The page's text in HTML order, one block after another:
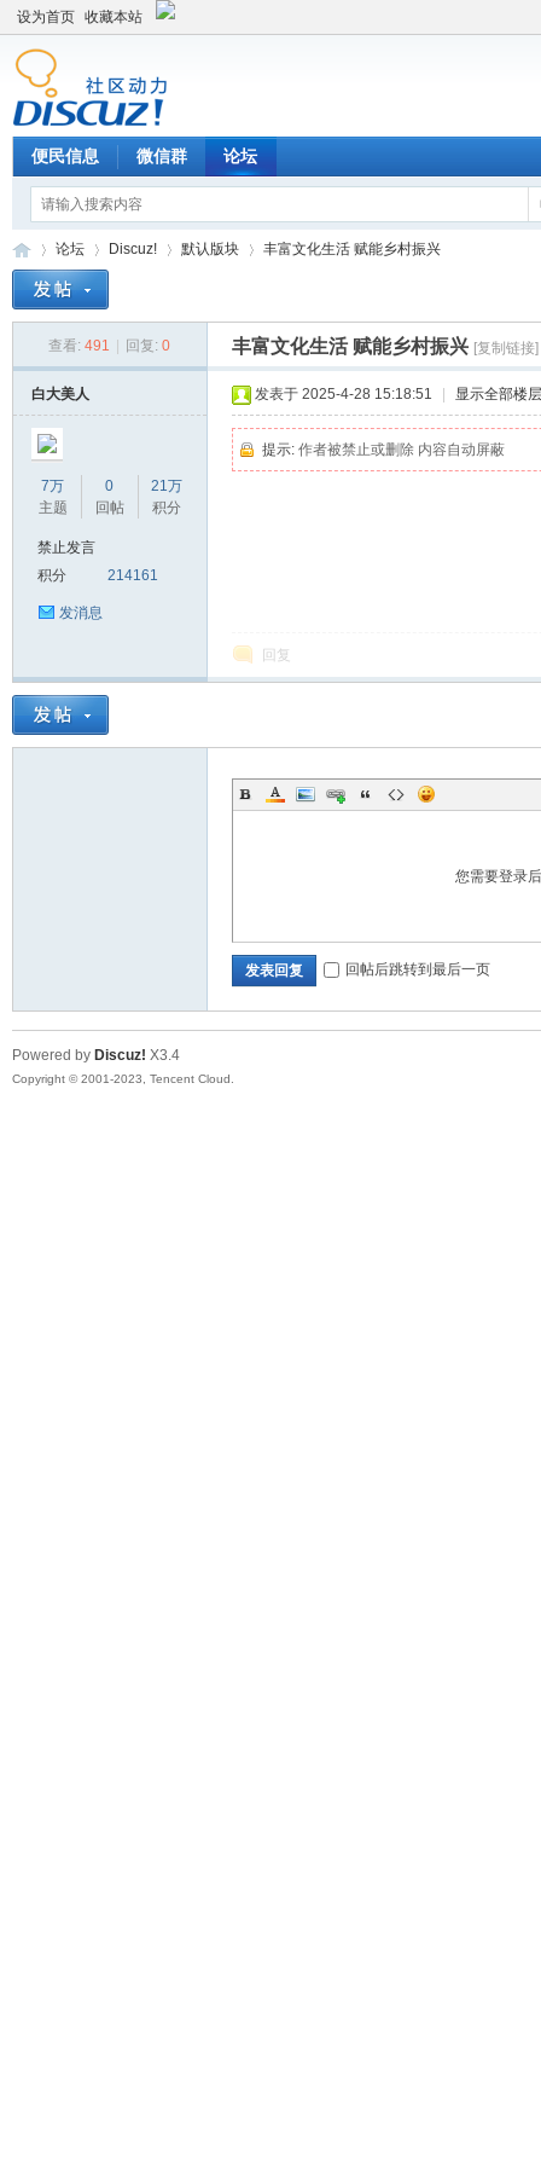
设为首页 收藏本站
便民信息 微信群 论坛
Bo
论坛
›
Discuz!
›
默认版块
›
丰富文化生活 赋能乡村振兴
查看: 491 回复: 0 丰富文化生活 赋能乡村振兴 [复制链接]
白大美人
7万
主题
0
回帖
21万
积分
禁止发言
积分
214161
发消息
发表于 2025-4-28 15:18:51 显示全部楼层
提示: 作者被禁止或删除 内容自动屏蔽
回复
您需要登录
发表回复 回帖后跳转到最后一页
Powered by Discuz! X3.4
Copyright © 2001-2023, Tencent Cloud.